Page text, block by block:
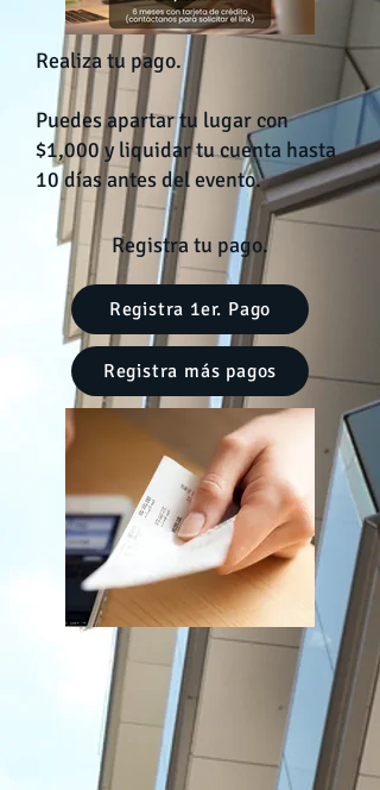
Realiza tu pago.
Puedes apartar tu lugar con
$1,000 y liquidar tu cuenta hasta
10 días antes del evento.
Registra tu pago.
Registra 1er. Pago
Registra más pagos